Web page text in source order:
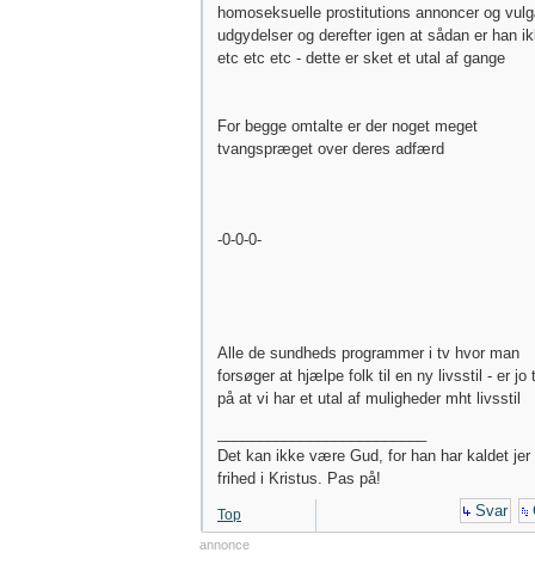
homoseksuelle prostitutions annoncer og
udgydelser og derefter igen at sådan er han
etc etc etc - dette er sket et utal af gange
For begge omtalte er der noget meget
tvangspræget over deres adfærd
-0-0-0-
Alle de sundheds programmer i tv hvor man
forsøger at hjælpe folk til en ny livsstil - er jo
på at vi har et utal af muligheder mht livsstil
Det kan ikke være Gud, for han har kaldet jer
frihed i Kristus. Pas på!
Top Svar
annonce